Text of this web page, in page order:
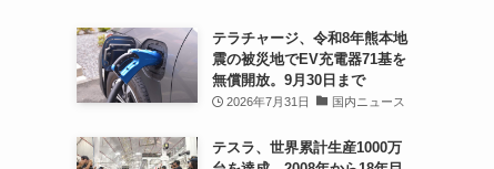
テラチャージ、令和8年熊本地
震の被災地でEV充電器71基を
無償開放。9月30日まで
2026年7月31日 国内ニュース
テスラ、世界累計生産1000万